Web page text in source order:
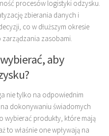
procesów logistyki odzysku.
zbierania danych i
co w dłuższym okresie
zasobami.
aby
nie tylko na odpowiednim
dokonywaniu świadomych
wybierać produkty, które mają
właśnie one wpływają na